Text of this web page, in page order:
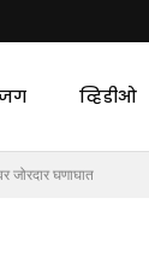
व्हिडीओ
जोरदार घणाघात